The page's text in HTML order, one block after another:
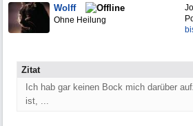
Wolff
Ohne Heilung
Zitat
Ich hab gar keinen Bock mich darüber
ist, ...